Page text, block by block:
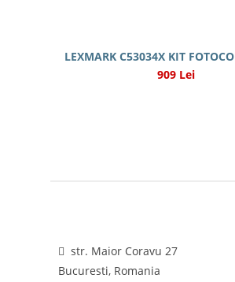
LEXMARK C53034X KIT
909 Lei
str. Maior Coravu 27
Bucuresti, Romania